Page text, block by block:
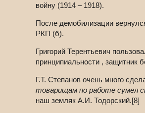
войну (1914 – 1918).
После демобилизации
РКП (б).
Григорий Терентьевич
принципиальности , защитник
Г.Т. Степанов очень много
товарищам по работе сумел
наш земляк А.И. Тодорский.[8]